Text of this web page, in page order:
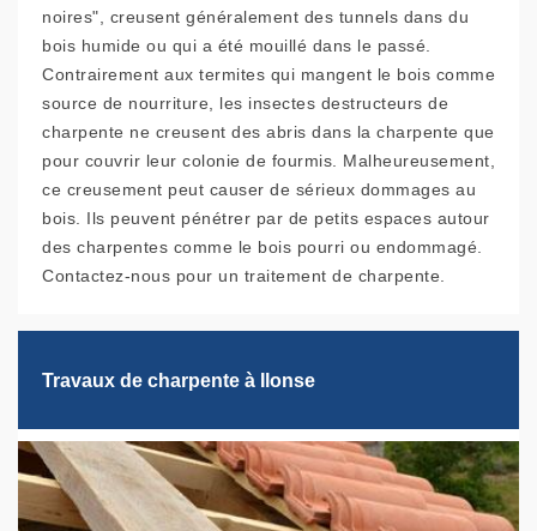
noires", creusent généralement des tunnels dans du
bois humide ou qui a été mouillé dans le passé.
Contrairement aux termites qui mangent le bois comme
source de nourriture, les insectes destructeurs de
charpente ne creusent des abris dans la charpente que
pour couvrir leur colonie de fourmis. Malheureusement,
ce creusement peut causer de sérieux dommages au
bois. Ils peuvent pénétrer par de petits espaces autour
des charpentes comme le bois pourri ou endommagé.
Contactez-nous pour un traitement de charpente.
Travaux de charpente à Ilonse